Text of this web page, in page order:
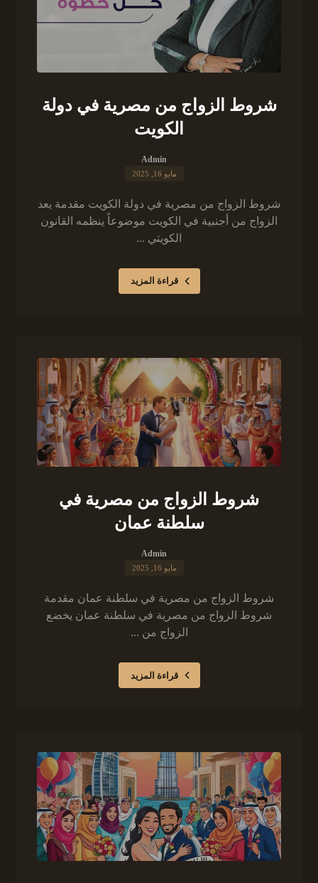
شروط الزواج من مصرية في دولة
الكويت
Admin
مايو 16, 2025
شروط الزواج من مصرية في دولة الكويت مقدمة يعد
الزواج من أجنبية في الكويت موضوعاً ينظمه القانون
الكويتي ...
قراءة المزيد
شروط الزواج من مصرية في
سلطنة عمان
Admin
مايو 16, 2025
شروط الزواج من مصرية في سلطنة عمان مقدمة
شروط الزواج من مصرية في سلطنة عمان يخضع
الزواج من ...
قراءة المزيد